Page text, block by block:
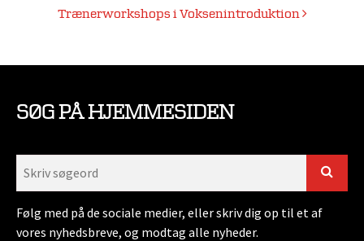
Trænerworkshops i Voksenintroduktion
SØG PÅ HJEMMESIDEN
Følg med på de sociale medier, eller skriv dig op til et af
vores nyhedsbreve, og modtag alle nyheder.